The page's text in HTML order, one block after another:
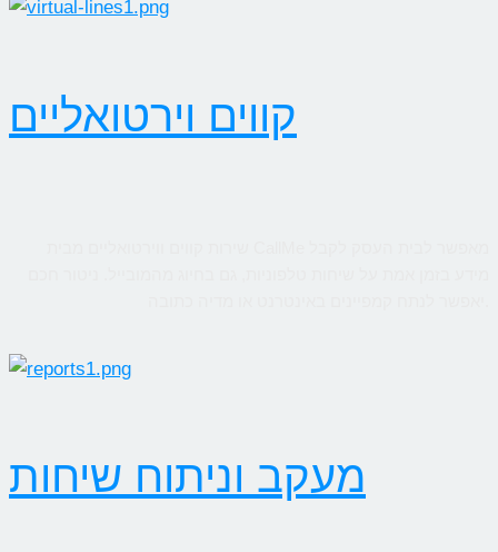
קווים וירטואליים
מעקב וניתוח שיחות